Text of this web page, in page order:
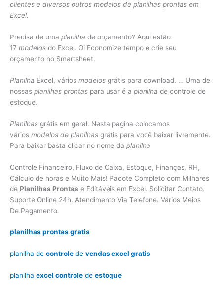
clientes e diversos outros modelos de planilhas prontas em
Excel.
Precisa de uma planilha de orçamento? Aqui estão
17 modelos do Excel. Oi Economize tempo e crie seu
orçamento no Smartsheet.
Planilha Excel, vários modelos grátis para download. … Uma de
nossas planilhas prontas para usar é a planilha de controle de
estoque.
Planilhas grátis em geral. Nesta pagina colocamos
vários modelos de planilhas grátis para você baixar livremente.
Para baixar basta clicar no nome da planilha
Controle Financeiro, Fluxo de Caixa, Estoque, Finanças, RH,
Cálculo de horas e Muito Mais! Pacote Completo com Milhares
de Planilhas Prontas e Editáveis em Excel. Solicitar Contato.
Suporte Online 24h. Atendimento Via Telefone. Vários Meios
De Pagamento.
planilhas prontas gratis
planilha de controle de vendas excel gratis
planilha excel controle de estoque